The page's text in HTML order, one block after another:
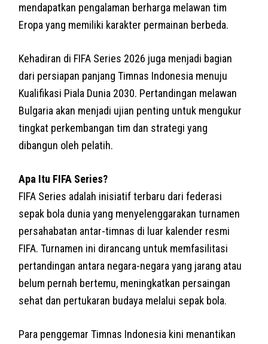
mendapatkan pengalaman berharga melawan tim
Eropa yang memiliki karakter permainan berbeda.
Kehadiran di FIFA Series 2026 juga menjadi bagian
dari persiapan panjang Timnas Indonesia menuju
Kualifikasi Piala Dunia 2030. Pertandingan melawan
Bulgaria akan menjadi ujian penting untuk mengukur
tingkat perkembangan tim dan strategi yang
dibangun oleh pelatih.
Apa Itu FIFA Series?
FIFA Series adalah inisiatif terbaru dari federasi
sepak bola dunia yang menyelenggarakan turnamen
persahabatan antar-timnas di luar kalender resmi
FIFA. Turnamen ini dirancang untuk memfasilitasi
pertandingan antara negara-negara yang jarang atau
belum pernah bertemu, meningkatkan persaingan
sehat dan pertukaran budaya melalui sepak bola.
Para penggemar Timnas Indonesia kini menantikan